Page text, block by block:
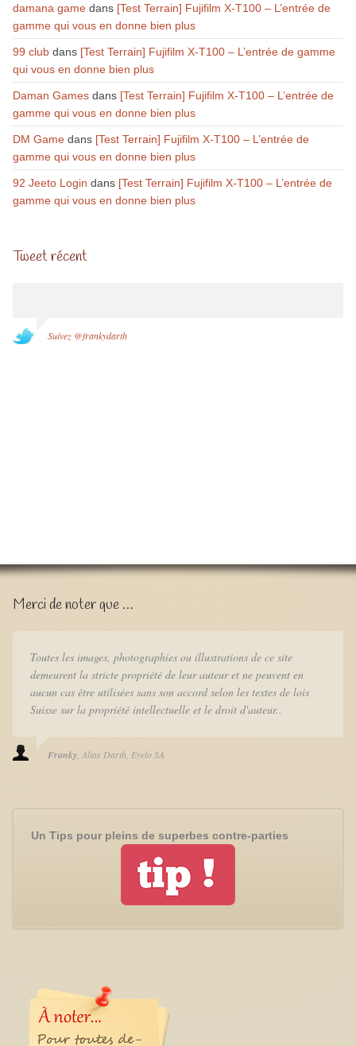
damana gamedans [Test Terrain] Fujifilm X-T100 – L’entrée de
gamme qui vous en donne bien plus
99 clubdans [Test Terrain] Fujifilm X-T100 – L’entrée de gamme
qui vous en donne bien plus
Daman Gamesdans [Test Terrain] Fujifilm X-T100 – L’entrée de
gamme qui vous en donne bien plus
DM Gamedans [Test Terrain] Fujifilm X-T100 – L’entrée de
gamme qui vous en donne bien plus
92 Jeeto Login dans [Test Terrain] Fujifilm X-T100 – L’entrée de
gamme qui vous en donne bien plus
Tweet récent
Suivez @frankydarth
Merci de noter que …
Toutes les images, photographies ou illustrations de ce site
demeurent la stricte propriété de leur auteur et ne peuvent en
aucun cas être utilisées sans son accord selon les textes de lois
Suisse sur la propriété intellectuelle et le droit d'auteur..
Franky Alias Darth Eyelo SA
Un Tips pour pleins de superbes contre-parties